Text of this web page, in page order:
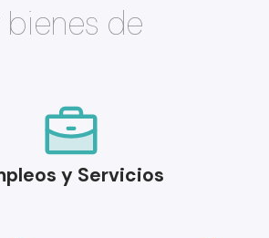
de
y Servicios